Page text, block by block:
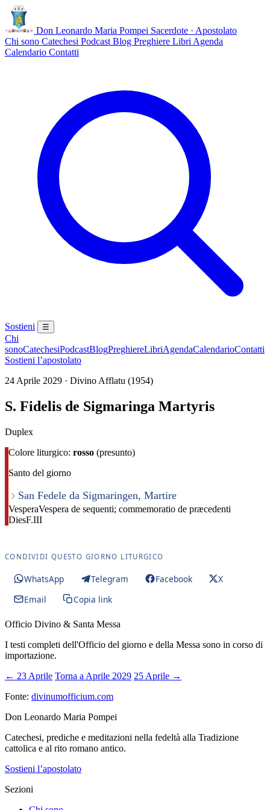
Don Leonardo Maria Pompei Sacerdote · Apostolato
Chi sono Catechesi Podcast Blog Preghiere Libri Agenda
Calendario Contatti
Sostieni ☰
Chi
sonoCatechesiPodcastBlogPreghiereLibriAgendaCalendarioContatti
Sostieni l’apostolato
24 Aprile 2029 · Divino Afflatu (1954)
S. Fidelis de Sigmaringa Martyris
Duplex
Colore liturgico: rosso (presunto)
Santo del giorno
San Fedele da Sigmaringen, Martire
VesperaVespera de sequenti; commemoratio de præcedenti
DiesF.III
CONDIVIDI QUESTO GIORNO LITURGICO
WhatsApp Telegram Facebook
X
Email
Copia link
Officio Divino & Santa Messa
I testi completi dell'Officio del giorno e della Messa sono in corso di
importazione.
← 23 Aprile Torna a Aprile 2029 25 Aprile →
Fonte: divinumofficium.com
Don Leonardo Maria Pompei
Catechesi, prediche e meditazioni nella fedeltà alla Tradizione
cattolica e al rito romano antico.
Sostieni l’apostolato
Sezioni